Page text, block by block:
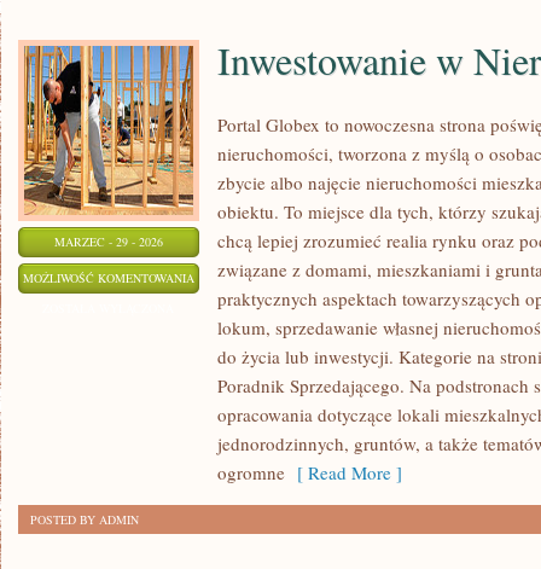
MARZEC - 29 - 2026
MOŻLIWOŚĆ KOMENTOWANIA INWESTOWANIE
NIERUCHOMOŚCI
Inwestowanie w
Portal Globex to nowoczesna strona
nieruchomości, tworzona z myślą o
zbycie albo najęcie nieruchomości
obiektu. To miejsce dla tych, którzy
chcą lepiej zrozumieć realia rynku oraz
związane z domami, mieszkaniami i
praktycznych aspektach towarzyszących
lokum, sprzedawanie własnej
do życia lub inwestycji. Kategorie na
Poradnik Sprzedającego. Na
opracowania dotyczące lokali
jednorodzinnych, gruntów, a także
ogromne [ Read More ]
POSTED BY ADMIN